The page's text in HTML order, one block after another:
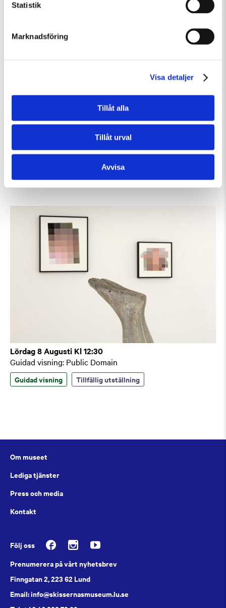
Statistik
Marknadsföring
Visa detaljer
Tillåt alla
Tillåt urval
Avvisa
Fredag 7 Augusti Kl 15:00
Guidad visning
Lördag 8 Augusti Kl 12:30
Guidad visning: Public Domain
Guidad visning Tillfällig utställning
Om museet
Lediga tjänster
Press och media
Kontakt
Följ oss
Prenumerera på vårt nyhetsbrev
Finngatan 2, 223 62 Lund
Email: info@skissernasmuseum.lu.se